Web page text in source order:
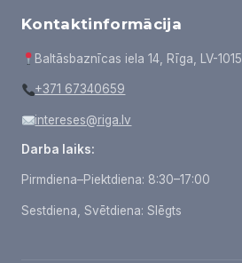
Kontaktinformācija
Baltāsbaznīcas iela 14, Rīga, LV-1015
+371 67340659
intereses@riga.lv
Darba laiks:
Pirmdiena–Piektdiena: 8:30–17:00
Sestdiena, Svētdiena: Slēgts